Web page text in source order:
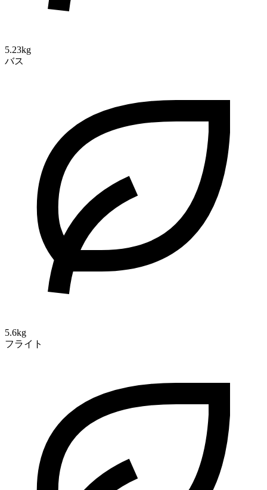
5.23kg
バス
5.6kg
フライト